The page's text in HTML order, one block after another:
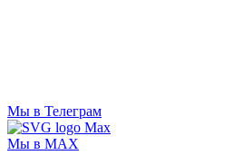
Мы в Телеграм
Мы в MAX